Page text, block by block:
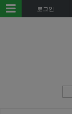
로그인